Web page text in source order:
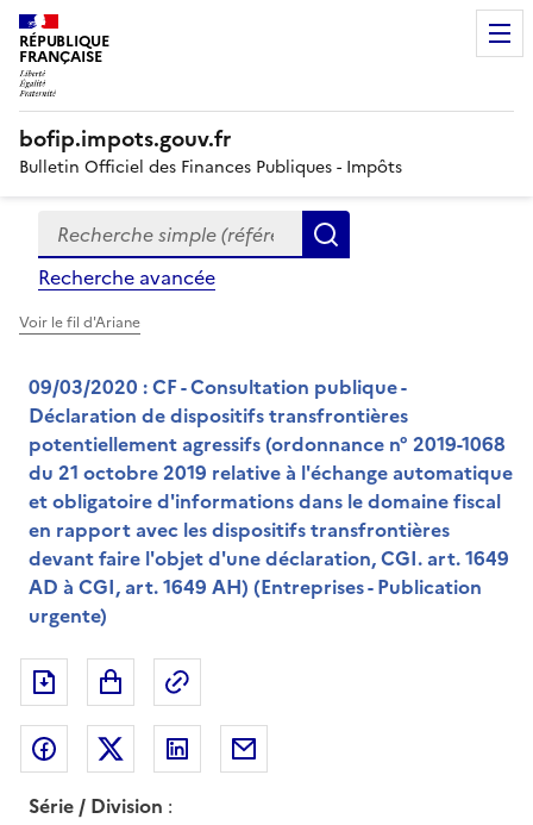
RÉPUBLIQUE
FRANÇAISE
bofip.impots.gouv.fr
Bulletin Officiel des Finances Publiques - Impôts
Formulaire
de
recherche
Recherche simple (références, mots clés, partie du
Recherche avancée
Voir le fil d'Ariane
09/03/2020 : CF - Consultation publique -
Déclaration de dispositifs transfrontières
potentiellement agressifs (ordonnance n° 2019-1068
du 21 octobre 2019 relative à l'échange automatique
et obligatoire d'informations dans le domaine fiscal
en rapport avec les dispositifs transfrontières
devant faire l'objet d'une déclaration, CGI. art. 1649
AD à CGI, art. 1649 AH) (Entreprises - Publication
urgente)
Exporter le document au format pdf
Partager sur Facebook
Partager sur Twitter
Partager sur LinkedIn
Série / Division :